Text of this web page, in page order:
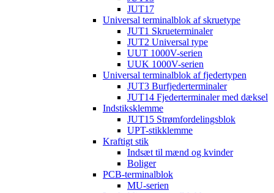
JUT17
Universal terminalblok af skruetype
JUT1 Skrueterminaler
JUT2 Universal type
UUT 1000V-serien
UUK 1000V-serien
Universal terminalblok af fjedertypen
JUT3 Burfjederterminaler
JUT14 Fjederterminaler med dæksel
Indstiksklemme
JUT15 Strømfordelingsblok
UPT-stikklemme
Kraftigt stik
Indsæt til mænd og kvinder
Boliger
PCB-terminalblok
MU-serien